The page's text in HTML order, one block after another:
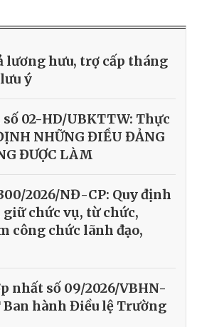
lương hưu, trợ cấp tháng
ý
02-HD/UBKTTW: Thực
NHỮNG ĐIỀU ĐẢNG
ĐƯỢC LÀM
2026/NĐ-CP: Quy định
chức vụ, từ chức,
công chức lãnh đạo,
nhất số 09/2026/VBHN-
Ban hành Điều lệ Trường